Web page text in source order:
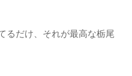
るだけ、それが最高な栃尾